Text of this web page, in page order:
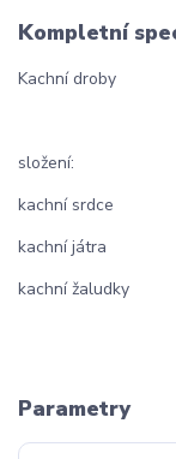
Kompletní
Kachní droby
složení:
kachní srdce
kachní játra
kachní žaludky
Parametry